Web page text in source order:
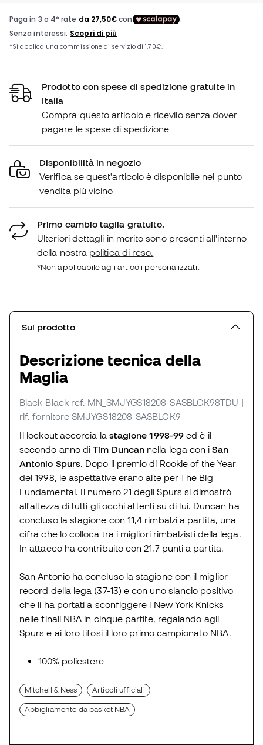
Prodotto con spese di spedizione gratuite in
Italia
Compra questo articolo e ricevilo senza dover
pagare le spese di spedizione
Disponibilità in negozio
Verifica se quest'articolo è disponibile nel punto
vendita più vicino
Primo cambio taglia gratuito.
Ulteriori dettagli in merito sono presenti all'interno
della nostra politica di reso.
*Non applicabile agli articoli personalizzati.
Sul prodotto
Descrizione tecnica della
Maglia
Black-Black ref. MN_SMJYGS18208-SASBLCK98TDU |
rif. fornitore SMJYGS18208-SASBLCK9
Il lockout accorcia la stagione 1998-99 ed è il
secondo anno diTim Duncan nella lega con iSan
Antonio Spurs. Dopo il premio di Rookie of the Year
del 1998, le aspettative erano alte per The Big
Fundamental. Il numero 21 degli Spurs si dimostrò
all'altezza di tutti gli occhi attenti su di lui. Duncan ha
concluso la stagione con 11,4 rimbalzi a partita, una
cifra che lo colloca tra i migliori rimbalzisti della lega.
In attacco ha contribuito con 21,7 punti a partita.
San Antonio ha concluso la stagione con il miglior
record della lega (37-13) e con uno slancio positivo
che li ha portati a sconfiggere i New York Knicks
nelle finali NBA in cinque partite, regalando agli
Spurs e ai loro tifosi il loro primo campionato NBA.
100% poliestere
Mitchell & Ness Articoli ufficiali
Abbigliamento da basket NBA